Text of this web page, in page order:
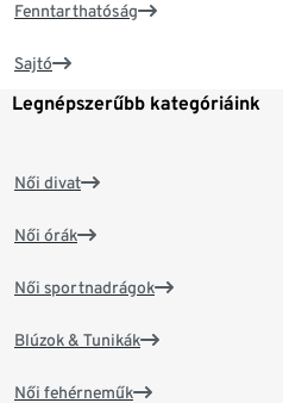
Fenntarthatóság
Sajtó
Legnépszerűbb kategóriáink
Női divat
Női órák
Női sportnadrágok
Blúzok & Tunikák
Női fehérneműk